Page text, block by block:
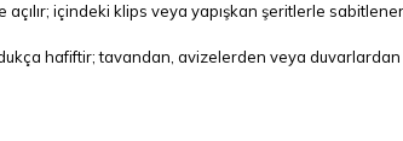
içindeki klips veya yapışkan şeritlerle
hafiftir; tavandan, avizelerden veya